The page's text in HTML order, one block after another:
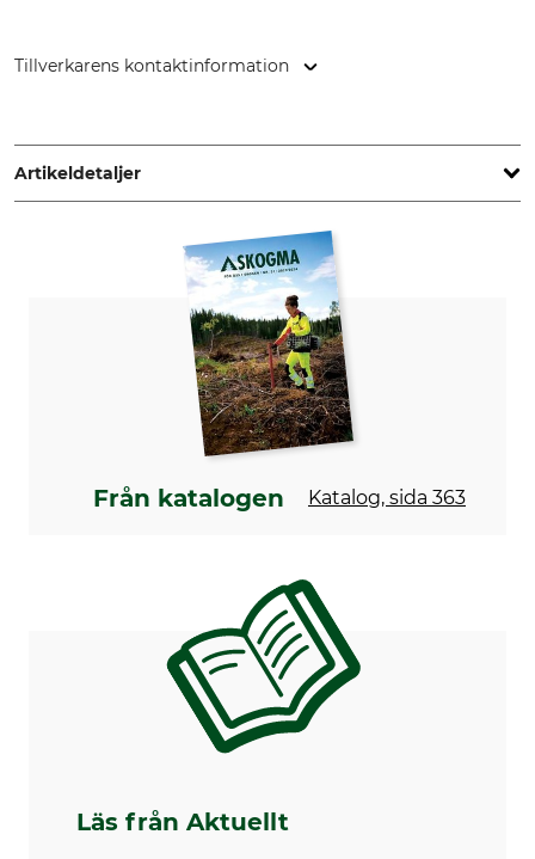
Tillverkarens kontaktinformation
Germany, www.kleinsorge.de
Artikeldetaljer
Max. repdiameter
13 mm
Max. vinschdraglast
Vikt
635 g
Från katalogen Katalog, sida 363
Läs från Aktuellt